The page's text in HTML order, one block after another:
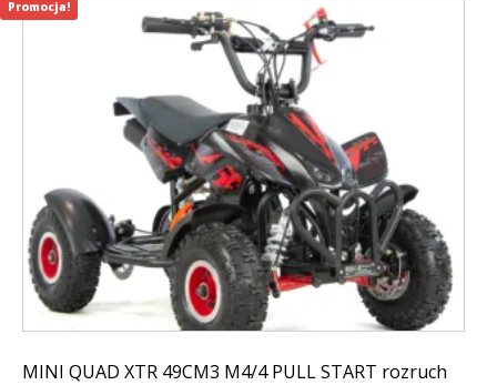
MINI QUAD XTR 49CM3 M4/4 PULL START rozruch
Promocja!